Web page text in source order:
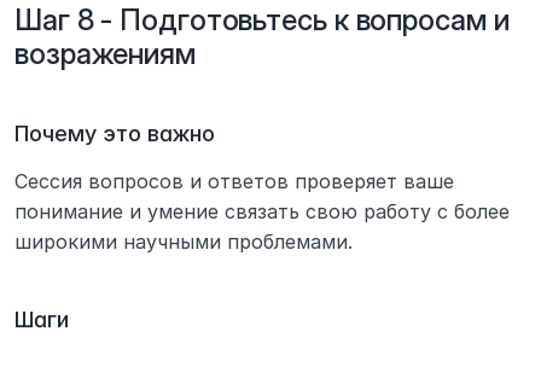
Шаг 8 - Подготовьтесь к вопросам и
возражениям
Почему это важно
Сессия вопросов и ответов проверяет ваше
понимание и умение связать свою работу с более
широкими научными проблемами.
Шаги